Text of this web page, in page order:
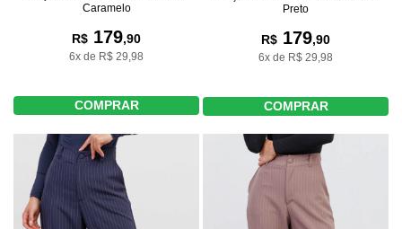
Caramelo
R$ 179,90
6x de R$ 29,98
COMPRAR
Preto
R$ 179,90
6x de R$ 29,98
COMPRAR